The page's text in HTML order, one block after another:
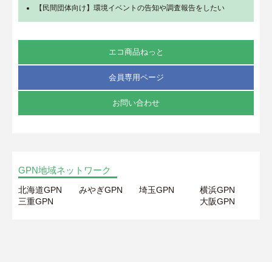
【民間団体向け】環境イベントの告知や調査報告をしたい
エコ商品ねっと
会員専用ページ
お問い合わせ
GPN地域ネットワーク
北海道GPN みやぎGPN 埼玉GPN
横浜GPN
三重GPN
大阪GPN